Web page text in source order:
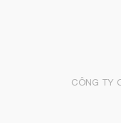
CÔNG TY